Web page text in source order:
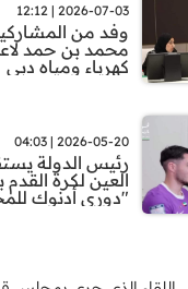
2026-07-03 | 12:12
وفد من
محمد بن حمد
كهرباء ومياه دبي
2026-05-20 | 04:03
رئيس الدولة
العين لكرة
"دوري أدنوك